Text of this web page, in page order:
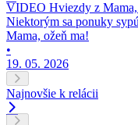
VIDEO Hviezdy z Mama,
Niektorým sa ponuky
Mama, ožeň ma!
•
19. 05. 2026
Najnovšie k relácii